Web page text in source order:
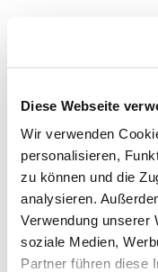
Diese Webseite
Wir verwenden
personalisieren,
zu können und die
analysieren.
Verwendung unserer
soziale Medien,
Partner führen diese